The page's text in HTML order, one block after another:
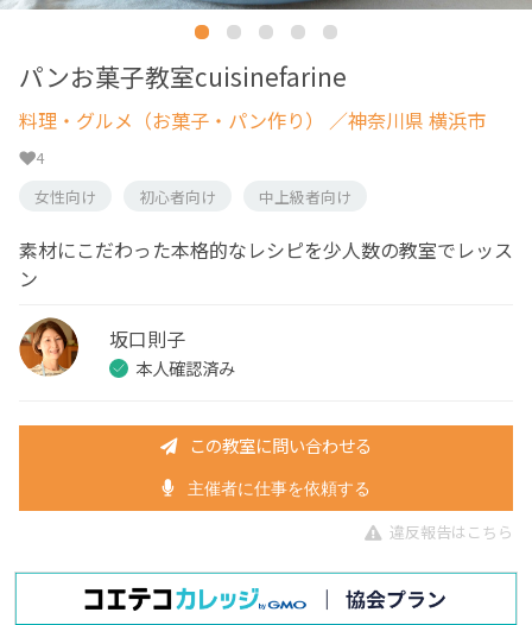
パンお菓子教室cuisinefarine
料理・グルメ（お菓子・パン作り） ／神奈川県 横浜市
4
女性向け
初心者向け 中上級者向け
素材にこだわった本格的なレシピを少人数の教室でレッス
ン
坂口則子
本人確認済み
この教室に問い合わせる
主催者に仕事を依頼する
違反報告はこちら